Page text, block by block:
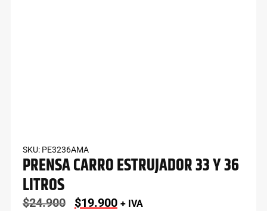
SKU: PE3236AMA
PRENSA CARRO ESTRUJADOR 33 Y 36
LITROS
$24.900 $19.900 + IVA